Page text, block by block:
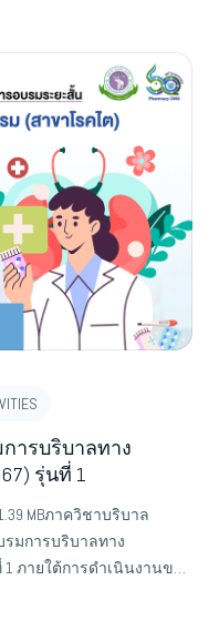
ารบริบาลทาง
รุ่นที่ 1
1.39 MBภาควิชาบริบาล
มการบริบาลทาง
ภายใต้การดำเนินงานของ
บสมัคร รอบละ 4 คนเริ่ม